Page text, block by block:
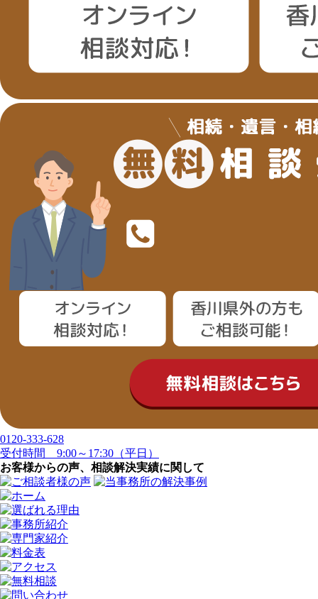
0120-333-628
受付時間 9:00～17:30（平日）
お客様からの声、相談解決実績に関して